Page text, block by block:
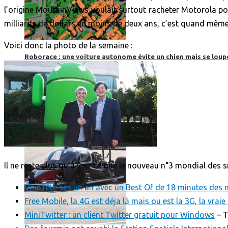
Roborace : une voiture autonome évite un chien mais se
l’origine MoutainViews voulait surtout racheter Motorola
milliards de dollars en moins de deux ans, c’est quand
Voici donc la photo de la semaine :
Il ne reste plus qu’à voir ce que le nouveau n°3 mondial
Vine fête ses un an avec un Best Of de 18 minutes des
Free Mobile, la 4G est déja là mais ou est la 3G, la vraie
MiniTwitter : un client Twitter gratuit pour Windows –